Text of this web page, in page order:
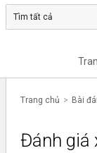
Tìm tất cả
Trang chủ Bài
Đánh giá